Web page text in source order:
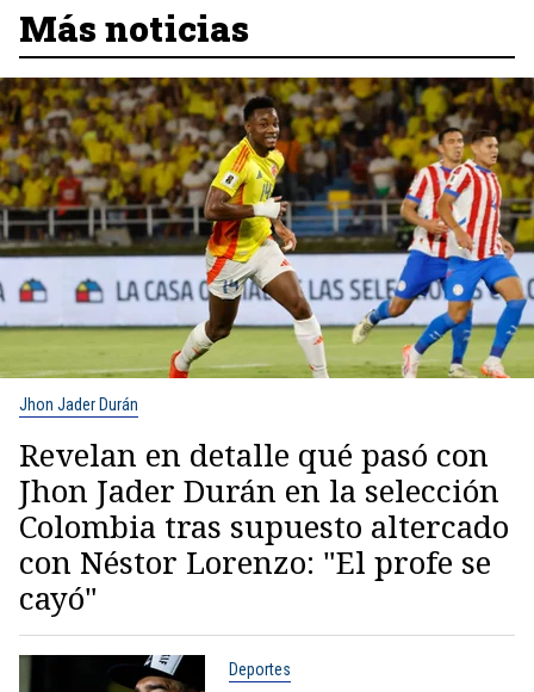
Más noticias
Jhon Jader Durán
Revelan en detalle qué pasó con
Jhon Jader Durán en la selección
Colombia tras supuesto altercado
con Néstor Lorenzo: "El profe se
cayó"
Deportes